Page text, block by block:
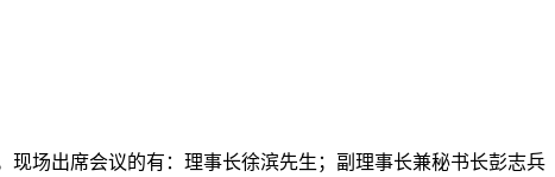
现场出席会议的有：理事长徐滨先生；副理事长兼秘书长彭志兵